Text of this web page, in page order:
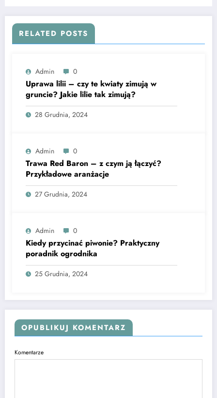
RELATED POSTS
Admin 0
Uprawa lilii – czy te kwiaty zimują w
gruncie? Jakie lilie tak zimują?
28 Grudnia, 2024
Admin 0
Trawa Red Baron – z czym ją łączyć?
Przykładowe aranżacje
27 Grudnia, 2024
Admin 0
Kiedy przycinać piwonie? Praktyczny
poradnik ogrodnika
25 Grudnia, 2024
OPUBLIKUJ KOMENTARZ
Komentarze